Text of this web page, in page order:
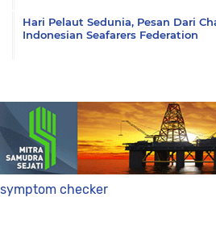
Hari Pelaut Sedunia, Pesan Dari
Indonesian Seafarers Federation
symptom checker